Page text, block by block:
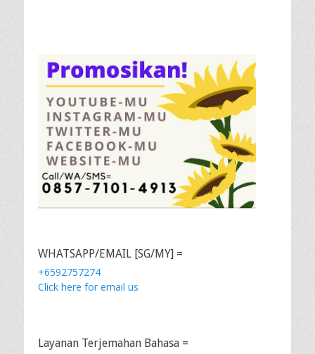
WHATSAPP/EMAIL [SG/MY] =
+6592757274
Click here for email us
Layanan Terjemahan Bahasa =